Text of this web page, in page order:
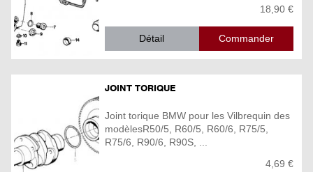
18,90 €
Détail
JOINT TORIQUE
Joint torique BMW pour les Vilbrequin des
modèlesR50/5, R60/5, R60/6, R75/5,
R75/6, R90/6, R90S, ...
4,69 €